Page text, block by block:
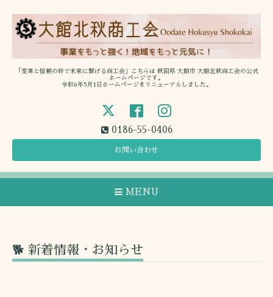
「変革と信頼の絆で未来に繋げる商工会」こちらは 秋田県 大館市 大館北秋商工会の公式
ホームページです。
令和6年5月1日ホームページをリニューアルしました。
0186-55-0406
お問い合わせ
MENU
🐕 新着情報・お知らせ